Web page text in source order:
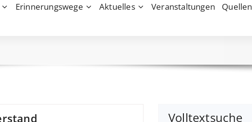
Erinnerungswege Aktuelles Veranstaltungen Quellen
Volltextsuche